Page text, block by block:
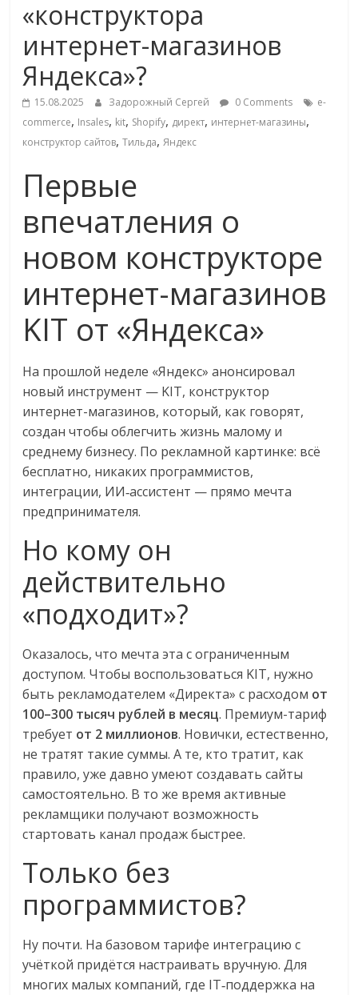
Commerce,
омниканальном
ритейле,
логистике,
технологиях,
соцсетях
Портал
об
онлайн-
торговле,
для
Commerce,
ритейле,
логистике,
технологиях,
соцсетях.
Нам
как
как
Сеть
меняет
жизнь
людей
обсудить
изменения
читателем.
«конструктора
интернет-магазинов
Яндекса»?
15.08.2025 Задорожный Сергей 0 Comments
e-
commerce, Insales, kit, Shopify, директ, интернет-магазины,
конструктор сайтов,Тильда,Яндекс
Первые
впечатления о
новом конструкторе
интернет-магазинов
KIT от «Яндекса»
На прошлой неделе «Яндекс» анонсировал
новый инструмент — KIT, конструктор
интернет-магазинов, который, как говорят,
создан чтобы облегчить жизнь малому и
среднему бизнесу. По рекламной картинке: всё
бесплатно, никаких программистов,
интеграции, ИИ‑ассистент — прямо мечта
предпринимателя.
Но кому он
действительно
«подходит»?
Оказалось, что мечта эта с ограниченным
доступом. Чтобы воспользоваться KIT, нужно
быть рекламодателем «Директа» с расходом от
100–300 тысяч рублей в месяц. Премиум-тариф
требует от 2 миллионов. Новички, естественно,
не тратят такие суммы. А те, кто тратит, как
правило, уже давно умеют создавать сайты
самостоятельно. В то же время активные
рекламщики получают возможность
стартовать канал продаж быстрее.
Только без
программистов?
Ну почти. На базовом тарифе интеграцию с
учёткой придётся настраивать вручную. Для
многих малых компаний, где IT‑поддержка на